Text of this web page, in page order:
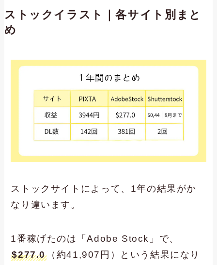
ストックイラスト｜各サイト別まと
め
ストックサイトによって、1年の結果がか
なり違います。
1番稼げたのは「Adobe Stock」で、
$277.0 （約41,907円）という結果になり